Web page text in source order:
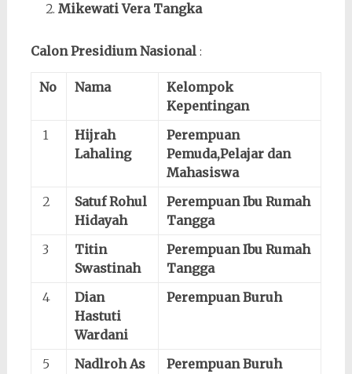
Mikewati Vera Tangka
Calon Presidium Nasional:
No Nama
Kelompok
Kepentingan
1
Hijrah
Lahaling
Perempuan
Pemuda,Pelajar dan
Mahasiswa
2
Satuf Rohul
Hidayah
Perempuan Ibu Rumah
Tangga
3
Titin
Swastinah
Perempuan Ibu Rumah
Tangga
4
Dian
Hastuti
Wardani
Perempuan Buruh
5
Nadlroh As
Perempuan Buruh